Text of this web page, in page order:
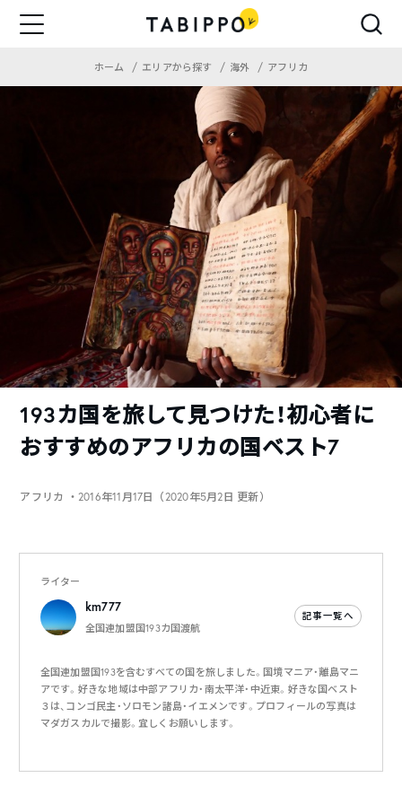
ホーム エリアから探す 海外 アフリカ
193カ国を旅して見つけた！初心者に
おすすめのアフリカの国ベスト7
アフリカ ・2016年11月17日（2020年5月2日 更新）
ライター
km777
全国連加盟国193カ国渡航
記事一覧へ
全国連加盟国193を含むすべての国を旅しました。国境マニア・離島マニ
アです。好きな地域は中部アフリカ・南太平洋・中近東。好きな国ベスト
３は、コンゴ民主・ソロモン諸島・イエメンです。プロフィールの写真は
マダガスカルで撮影。宜しくお願いします。